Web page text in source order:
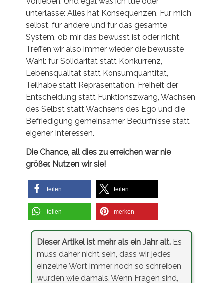
unterlasse: Alles hat Konsequenzen. Für mich
selbst, für andere und für das gesamte
System, ob mir das bewusst ist oder nicht.
Treffen wir also immer wieder die bewusste
Wahl: für Solidarität statt Konkurrenz,
Lebensqualität statt Konsumquantität,
Teilhabe statt Repräsentation, Freiheit der
Entscheidung statt Funktionszwang, Wachsen
des Selbst statt Wachsens des Ego und die
Befriedigung gemeinsamer Bedürfnisse statt
eigener Interessen.
Die Chance, all dies zu erreichen war nie
größer. Nutzen wir sie!
teilen teilen
teilen merken
Dieser Artikel ist mehr als ein Jahr alt. Es
muss daher nicht sein, dass wir jedes
einzelne Wort immer noch so schreiben
würden wie damals. Wenn Fragen sind,